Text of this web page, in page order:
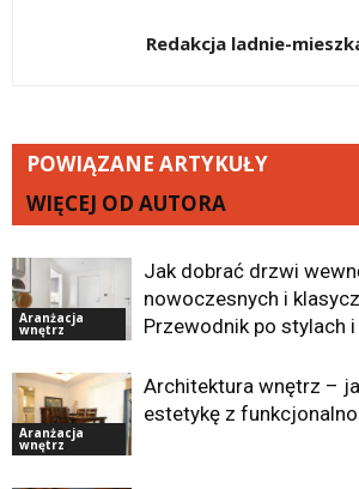
Redakcja ladnie-
POWIĄZANE ARTYKUŁY
WIĘCEJ OD AUTORA
Aranżacja
wnętrz
Jak dobrać drzwi
nowoczesnych i
Przewodnik po stylach
Aranżacja
wnętrz
Architektura wnętrz –
estetykę z